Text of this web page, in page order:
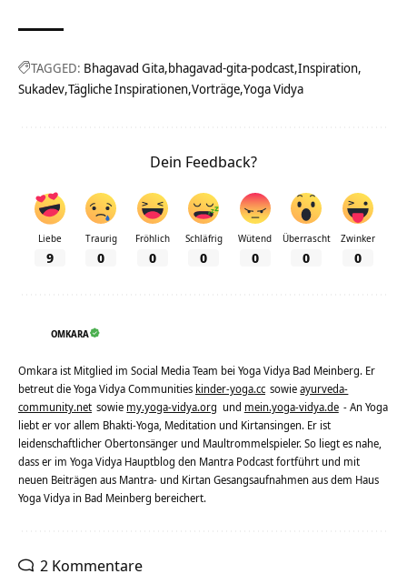
TAGGED: Bhagavad Gita bhagavad-gita-podcast Inspiration
Sukadev Tägliche Inspirationen Vorträge Yoga Vidya
Dein Feedback?
Liebe
9
Traurig
0
Fröhlich
0
Schläfrig
0
Wütend
0
Überrascht
0
Zwinker
0
OMKARA
Omkara ist Mitglied im Social Media Team bei Yoga Vidya Bad Meinberg. Er
betreut die Yoga Vidya Communities kinder-yoga.cc sowieayurveda-
community.net sowie my.yoga-vidya.org und mein.yoga-vidya.de - An Yoga
liebt er vor allem Bhakti-Yoga, Meditation und Kirtansingen. Er ist
leidenschaftlicher Obertonsänger und Maultrommelspieler. So liegt es nahe,
dass er im Yoga Vidya Hauptblog den Mantra Podcast fortführt und mit
neuen Beiträgen aus Mantra- und Kirtan Gesangsaufnahmen aus dem Haus
Yoga Vidya in Bad Meinberg bereichert.
2 Kommentare